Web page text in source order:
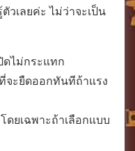
วเลยค่ะ ไม่ว่าจะเป็น
ดไม่กระแทก
จะยืดออกทันทีถ้าแรง
โดยเฉพาะถ้าเลือกแบบ